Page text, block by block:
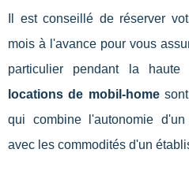
Il est conseillé de réserver
mois à l'avance pour vous
particulier pendant la haute
locations de mobil-homesont
qui combine l'autonomie d'un
avec les commodités d'un